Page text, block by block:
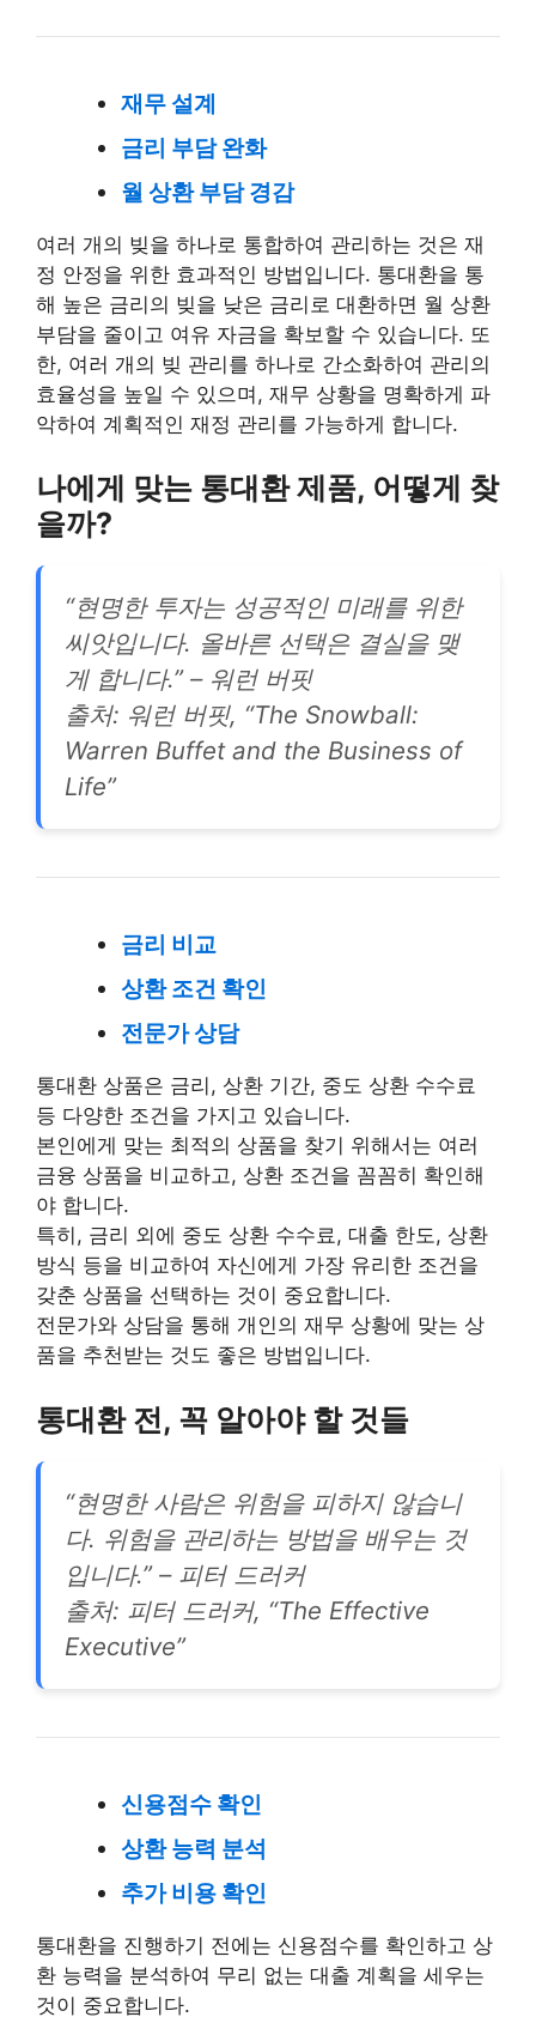
재무 설계
금리 부담 완화
월 상환 부담 경감
여러 개의 빚을 하나로 통합하여 관리하는 것은 재
정 안정을 위한 효과적인 방법입니다. 통대환을 통
해 높은 금리의 빚을 낮은 금리로 대환하면 월 상환
부담을 줄이고 여유 자금을 확보할 수 있습니다. 또
한, 여러 개의 빚 관리를 하나로 간소화하여 관리의
효율성을 높일 수 있으며, 재무 상황을 명확하게 파
악하여 계획적인 재정 관리를 가능하게 합니다.
나에게 맞는 통대환 제품, 어떻게 찾
을까?
“현명한 투자는 성공적인 미래를 위한
씨앗입니다. 올바른 선택은 결실을 맺
게 합니다.” – 워런 버핏
출처: 워런 버핏, “The Snowball:
Warren Buffet and the Business of
Life”
금리 비교
상환 조건 확인
전문가 상담
통대환 상품은 금리, 상환 기간, 중도 상환 수수료
등 다양한 조건을 가지고 있습니다.
본인에게 맞는 최적의 상품을 찾기 위해서는 여러
금융 상품을 비교하고, 상환 조건을 꼼꼼히 확인해
야 합니다.
특히, 금리 외에 중도 상환 수수료, 대출 한도, 상환
방식 등을 비교하여 자신에게 가장 유리한 조건을
갖춘 상품을 선택하는 것이 중요합니다.
전문가와 상담을 통해 개인의 재무 상황에 맞는 상
품을 추천받는 것도 좋은 방법입니다.
통대환 전, 꼭 알아야 할 것들
“현명한 사람은 위험을 피하지 않습니
다. 위험을 관리하는 방법을 배우는 것
입니다.” – 피터 드러커
출처: 피터 드러커, “The Effective
Executive”
신용점수 확인
상환 능력 분석
추가 비용 확인
통대환을 진행하기 전에는 신용점수를 확인하고 상
환 능력을 분석하여 무리 없는 대출 계획을 세우는
것이 중요합니다.